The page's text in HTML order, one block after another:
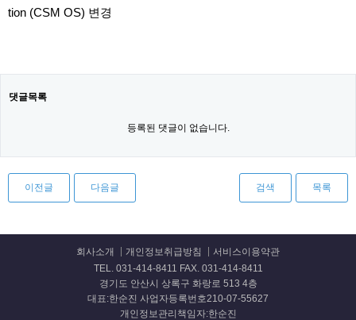
tion (CSM OS) 변경
댓글목록
등록된 댓글이 없습니다.
이전글 다음글 검색 목록
회사소개 개인정보취급방침
서비스이용약관
TEL. 031-414-8411 FAX. 031-414-8411
경기도 안산시 상록구 화랑로 513 4층
대표:한순진 사업자등록번호210-07-55627
개인정보관리책임자:한순진